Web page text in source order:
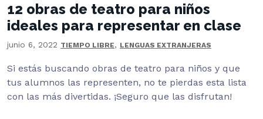
12 obras de teatro para niños
ideales para representar en clase
junio 6, 2022 TIEMPO LIBRE, LENGUAS EXTRANJERAS
Si estás buscando obras de teatro para niños y que
tus alumnos las representen, no te pierdas esta lista
con las más divertidas. ¡Seguro que las disfrutan!